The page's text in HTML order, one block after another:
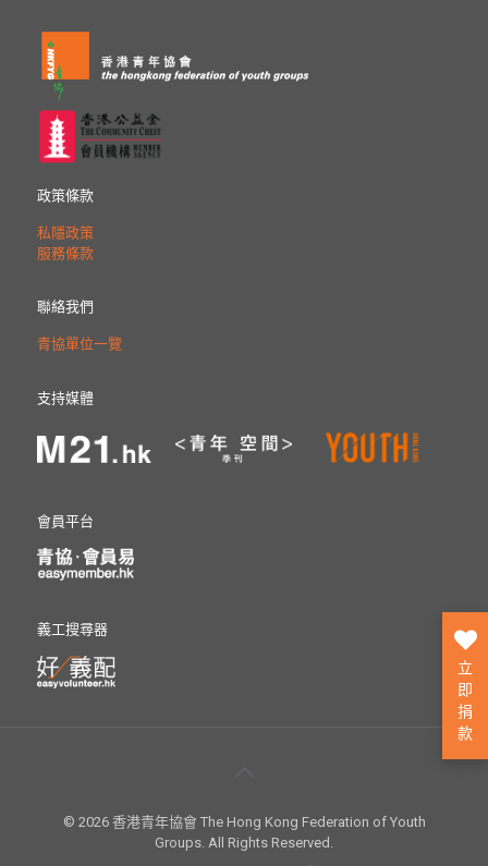
政策條款
私隱政策
服務條款
聯絡我們
青協單位一覽
支持媒體
會員平台
義工搜尋器
© 2026 香港青年協會 The Hong Kong Federation of Youth
Groups. All Rights Reserved.
立
即
捐
款